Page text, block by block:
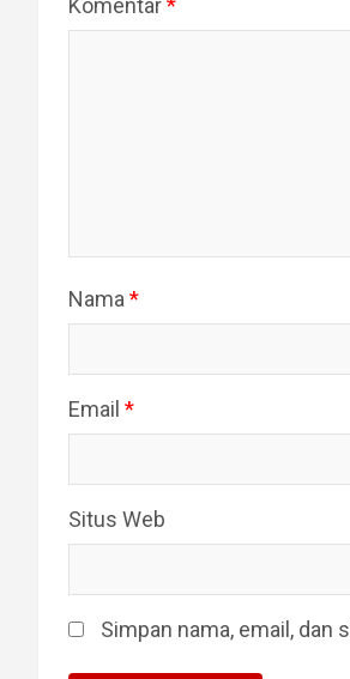
Komentar*
Nama *
Email *
Situs Web
Simpan nama, email, dan